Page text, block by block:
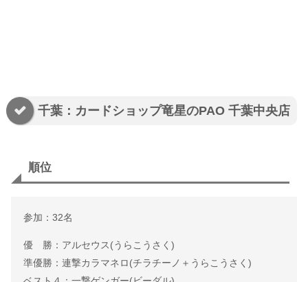
千葉：カードショップ竜星のPAO 千葉中央店
順位
参加：32名
優 勝：アルセウス(うらこうさく)
準優勝：連撃カラマネロ(チラチーノ＋うらこうさく)